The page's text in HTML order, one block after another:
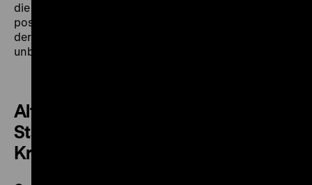
die Wohnungsbaugesellschaft Degewo ein überaus
positives Bild ihrer Sanierungsmaßnahmen; die Ängste
der Mieter vor der Umquartierung hätten sich als
unbegründet erwiesen. (jg)
Altstadt – Lebensstadt.
Stadterneuerung in Berlin-
Kreuzberg